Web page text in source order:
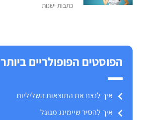
כתבות ישנות
הפוסטים הפופולריים ביותר
איך לנצח את התוצאות השליליות
איך להסיר שיימינג מגוגל